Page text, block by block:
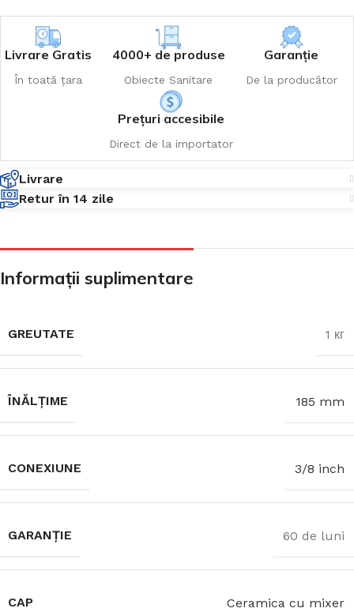
Livrare Gratis
În toată țara
4000+ de produse
Obiecte Sanitare
Garanție
De la producător
Prețuri accesibile
Direct de la importator
Livrare
Retur în 14 zile
Informații suplimentare
GREUTATE 1 кг
ÎNĂLȚIME 185 mm
CONEXIUNE 3/8 inch
GARANȚIE 60 de luni
CAP Ceramica cu mixer